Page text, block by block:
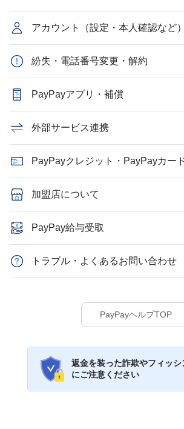
アカウント（設定・本人確認など）
紛失・電話番号変更・解約
PayPayアプリ・補償
外部サービス連携
PayPayクレジット・PayPayカー
加盟店について
PayPay給与受取
トラブル・よくあるお問い合わせ
PayPayヘルプTOP
返金を装った詐欺やフィッシ
にご注意ください